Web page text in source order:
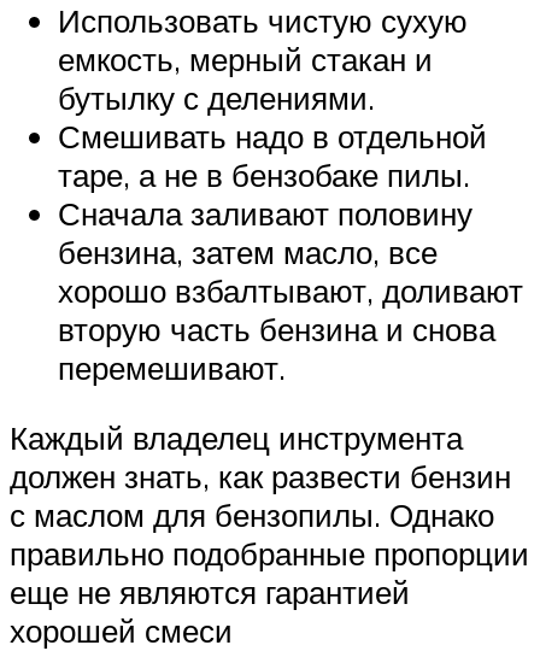
Использовать чистую сухую
емкость, мерный стакан и
бутылку с делениями.
Смешивать надо в отдельной
таре, а не в бензобаке пилы.
Сначала заливают половину
бензина, затем масло, все
хорошо взбалтывают, доливают
вторую часть бензина и снова
перемешивают.
Каждый владелец инструмента
должен знать, как развести бензин
с маслом для бензопилы. Однако
правильно подобранные пропорции
еще не являются гарантией
хорошей смеси